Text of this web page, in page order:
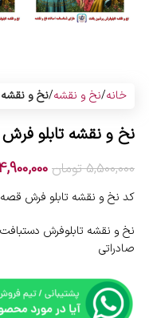
خانه نخ و نقشه نخ و
نخ و نقشه تابلو
5,500,000 تومان
کد نخ و نقشه تابلو فرش قصه گو
نخ و نقشه تابلوفرش
صادراتی